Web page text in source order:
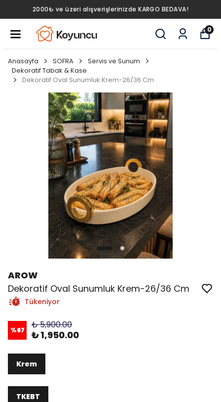
2000₺ ve üzeri alışverişlerinizde KARGO BEDAVA!
0
Anasayfa SOFRA
Servis ve Sunum
Dekoratif Tabak & Kase
Dekoratif Oval Sunumluk Krem-26/36 Cm
AROW
Dekoratif Oval Sunumluk Krem-26/36 Cm
Tükeniyor
%67 ₺ 5,900.00
₺ 1,950.00
Krem
TKEBT